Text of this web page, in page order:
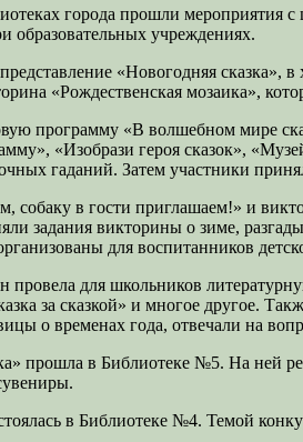
города прошли мероприятия
образовательных учреждениях.
«Новогодняя
«Рождественская мозаика»,
программу «В волшебном мире
«Изобрази героя сказок»,
гаданий. Затем участники
в гости приглашаем!» и
задания викторины о зиме,
для воспитанников
провела для школьников
за сказкой» и многое другое.
о временах года, отвечали на
прошла в Библиотеке №5. На ней
в Библиотеке №4. Темой